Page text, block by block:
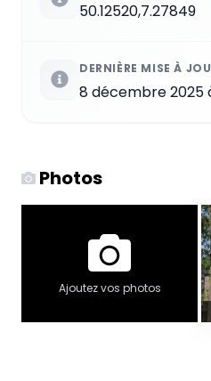
50.12520,7.27849
DERNIÈRE MISE À
8 décembre 2025
Photos
Ajoutez vos photos